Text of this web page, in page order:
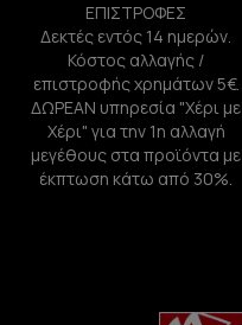
ΕΠΙΣΤΡΟΦΕΣ
Δεκτές εντός 14 ημερών.
Κόστος αλλαγής /
επιστροφής χρημάτων 5€.
ΔΩΡΕΑΝ υπηρεσία "Χέρι με
Χέρι" για την 1η αλλαγή
μεγέθους στα προϊόντα με
έκπτωση κάτω από 30%.